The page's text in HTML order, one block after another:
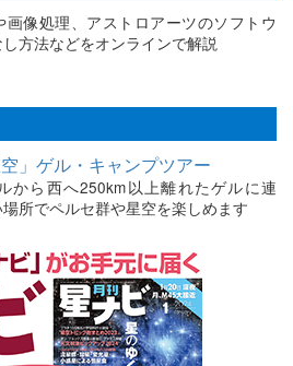
画像処理、アストロアーツのソフトウ
方法などをオンラインで解説
」ゲル・キャンプツアー
から西へ250km以上離れたゲルに連
所でペルセ群や星空を楽しめます